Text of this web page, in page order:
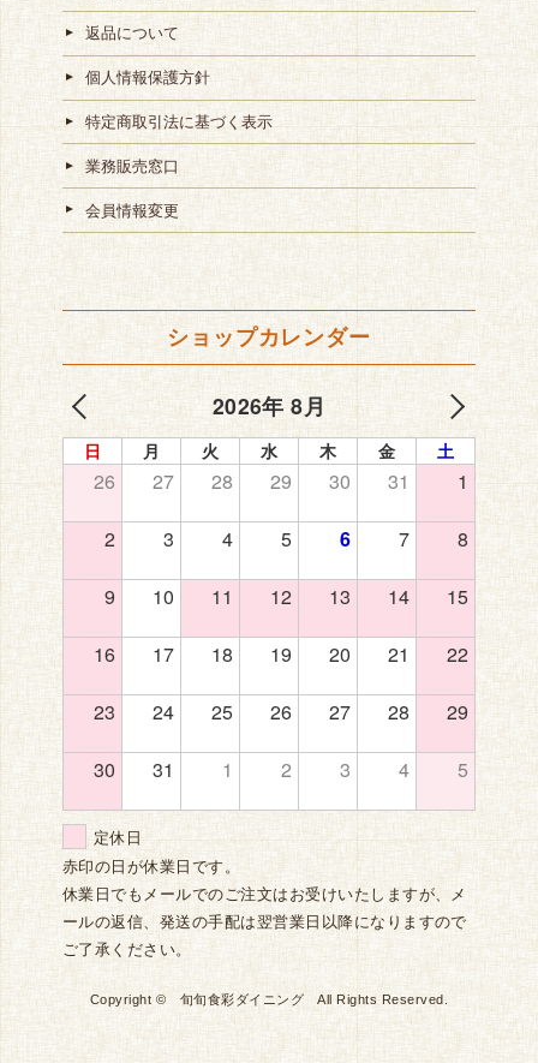
返品について
個人情報保護方針
特定商取引法に基づく表示
業務販売窓口
会員情報変更
ショップカレンダー
2026年 8月
日 月 火 水 木 金 土
26 27 28 29 30 31 1
2 3 4 5 6 7 8
9 10 11 12 13 14 15
16 17 18 19 20 21 22
23 24 25 26 27 28 29
30 31 1 2 3 4 5
定休日
赤印の日が休業日です。
休業日でもメールでのご注文はお受けいたしますが、メ
ールの返信、発送の手配は翌営業日以降になりますので
ご了承ください。
Copyright © 旬旬食彩ダイニング All Rights Reserved.